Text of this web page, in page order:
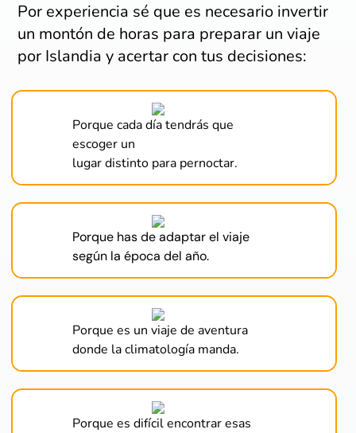
Por experiencia sé que es necesario invertir
un montón de horas para preparar un viaje
por Islandia y acertar con tus decisiones:
Porque cada día tendrás que
escoger un
lugar distinto para pernoctar.
Porque has de adaptar el viaje
según la época del año.
Porque es un viaje de aventura
donde la climatología manda.
Porque es difícil encontrar esas